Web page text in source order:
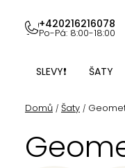
obsah
+420216216078
Po-Pá: 8:00-18:00
SLEVY❗ ŠATY
Domů / Šaty /